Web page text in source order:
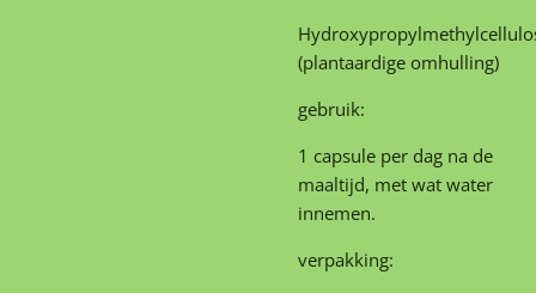
(plantaardige omhulling)
gebruik:
1 capsule per dag na de
maaltijd, met wat water
innemen.
verpakking: